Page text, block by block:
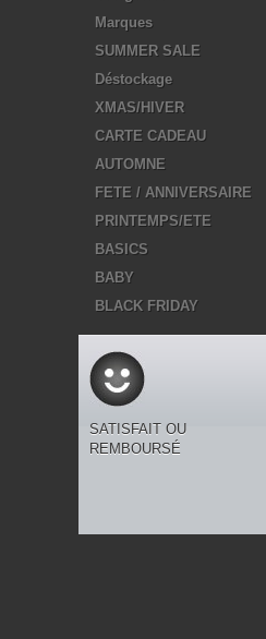
Marques
SUMMER SALE
Déstockage
XMAS/HIVER
CARTE CADEAU
AUTOMNE
FETE / ANNIVERSAIRE
PRINTEMPS/ETE
BASICS
BABY
BLACK FRIDAY
SATISFAIT OU
REMBOURSÉ